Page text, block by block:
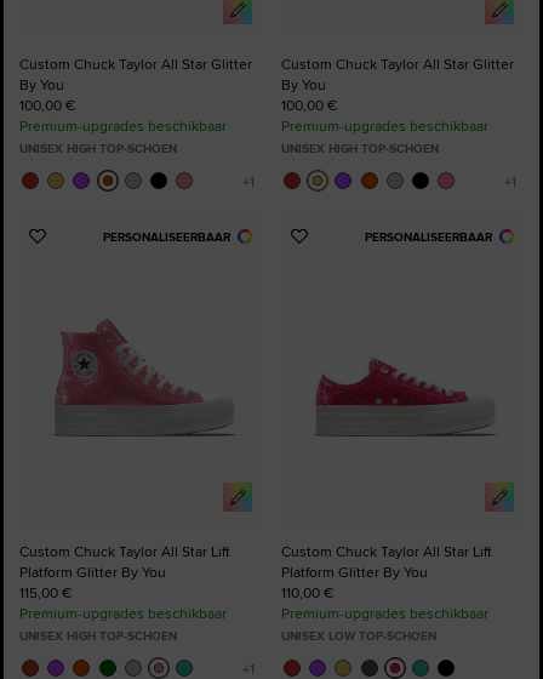
Custom Chuck Taylor All Star Glitter
By You
100,00 €
Premium-upgrades beschikbaar
UNISEX HIGH TOP-SCHOEN
Custom Chuck Taylor All Star Glitter
By You
100,00 €
Premium-upgrades beschikbaar
UNISEX HIGH TOP-SCHOEN
PERSONALISEERBAAR
Voeg
Custom Chuck Taylor All Star Lift
Platform Glitter By You
115,00 €
Premium-upgrades beschikbaar
UNISEX HIGH TOP-SCHOEN
PERSONALISEERBAAR
Voeg
Custom Chuck Taylor All Star Lift
Platform Glitter By You
110,00 €
Premium-upgrades beschikbaar
UNISEX LOW TOP-SCHOEN